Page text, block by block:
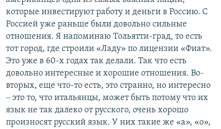
которые инвестируют работу и деньги в Россию. С
Россией уже раньше были довольно сильные
отношения. Я напоминаю Тольятти-град, то есть
тот город, где строили «Ладу» по лицензии «Фиат».
Это уже в 60-х годах так делали. Так что есть
довольно интересные и хорошие отношения. Во-
вторых, еще что-то есть, это странно, но интересно
– это то, что итальянцы, может быть потому что их
язык не так далеко от русского, очень хорошо
произносят русский язык. У них такие же «а», «о»,